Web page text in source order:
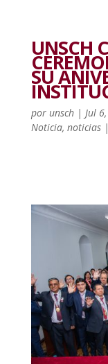
UNSCH
SU
por unsch| Jul
Noticia, noticias|